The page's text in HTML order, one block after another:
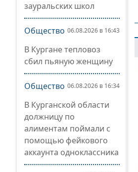
зауральских школ
Общество 06.08.2026 в 16:43
В Кургане тепловоз
сбил пьяную женщину
Общество 06.08.2026 в 16:34
В Курганской области
должницу по
алиментам поймали с
помощью фейкового
аккаунта одноклассника